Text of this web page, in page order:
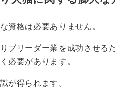
資格は必要ありません。
ブリーダー業を成功させる
必要があります。
が得られます。